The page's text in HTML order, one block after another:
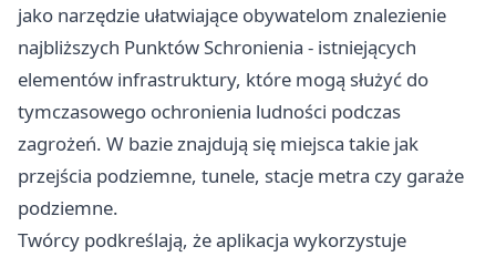
jako narzędzie ułatwiające obywatelom znalezienie
najbliższych Punktów Schronienia - istniejących
elementów infrastruktury, które mogą służyć do
tymczasowego ochronienia ludności podczas
zagrożeń. W bazie znajdują się miejsca takie jak
przejścia podziemne, tunele, stacje metra czy garaże
podziemne.
Twórcy podkreślają, że aplikacja wykorzystuje